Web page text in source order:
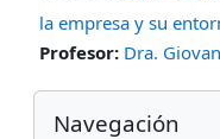
la empresa y su
Profesor: Dra.
Bloques
Omitir Navegación
Navegación